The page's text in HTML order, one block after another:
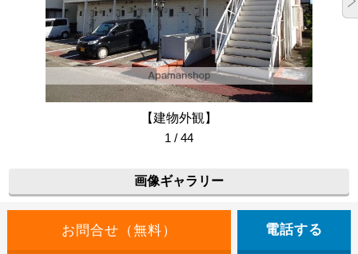
【建物外観】
1 / 44
画像ギャラリー
電話する